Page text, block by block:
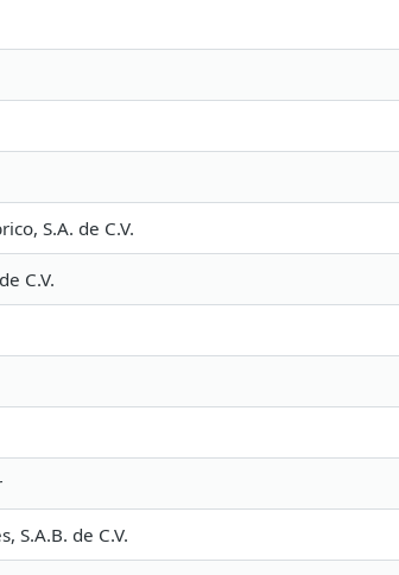
S.A. de C.V.
C.V.
S.A.B. de C.V.